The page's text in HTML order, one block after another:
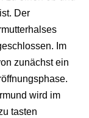
Der
Im
zunächst ein
wird im
tasten